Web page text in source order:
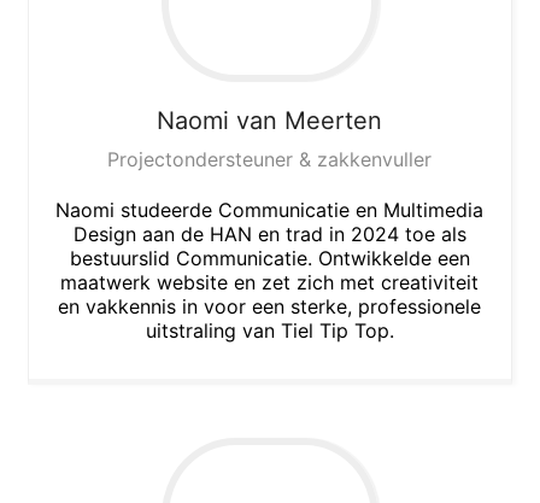
Naomi van Meerten
Projectondersteuner & zakkenvuller
Naomi studeerde Communicatie en Multimedia
Design aan de HAN en trad in 2024 toe als
bestuurslid Communicatie. Ontwikkelde een
maatwerk website en zet zich met creativiteit
en vakkennis in voor een sterke, professionele
uitstraling van Tiel Tip Top.